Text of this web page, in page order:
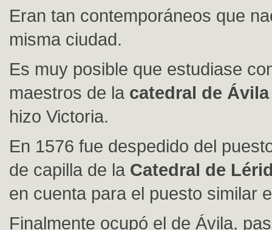
Eran tan contemporáneos que
misma ciudad.
Es muy posible que estudiase
maestros de la catedral de Ávila
hizo Victoria.
En 1576 fue despedido del
de capilla de la Catedral de
en cuenta para el puesto similar
Finalmente ocupó el de Ávila,